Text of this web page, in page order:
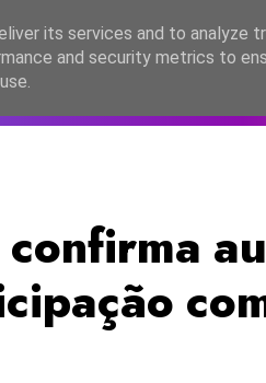
EASC2026
its services and to analyze
and security metrics to